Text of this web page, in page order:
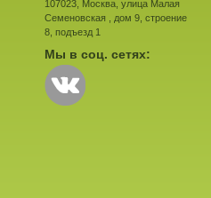
107023, Москва, улица Малая
Семеновская , дом 9, строение
8, подъезд 1
Мы в соц. сетях: